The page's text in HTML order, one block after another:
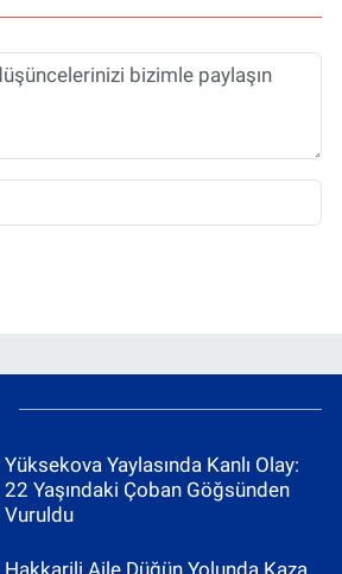
Yüksekova Yaylasında Kanlı Olay:
22 Yaşındaki Çoban Göğsünden
Vuruldu